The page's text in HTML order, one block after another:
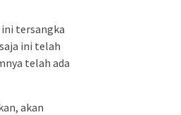
tersangka
ini telah
telah ada
akan